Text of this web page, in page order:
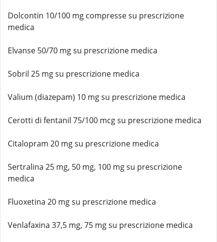
Dolcontin 10/100 mg compresse su prescrizione
medica
Elvanse 50/70 mg su prescrizione medica
Sobril 25 mg su prescrizione medica
Valium (diazepam) 10 mg su prescrizione medica
Cerotti di fentanil 75/100 mcg su prescrizione medica
Citalopram 20 mg su prescrizione medica
Sertralina 25 mg, 50 mg, 100 mg su prescrizione
medica
Fluoxetina 20 mg su prescrizione medica
Venlafaxina 37,5 mg, 75 mg su prescrizione medica